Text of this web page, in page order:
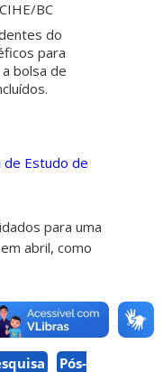
BC
do
para
bolsa de
de Estudo de
para uma
abril, como
Pós-